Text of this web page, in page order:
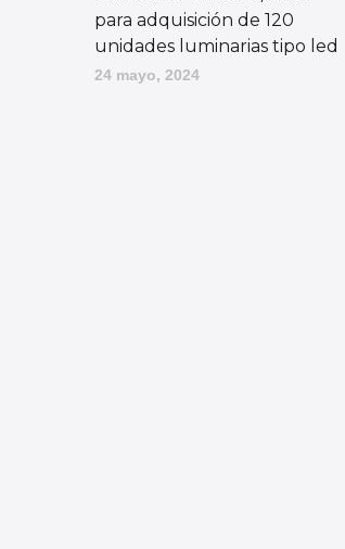
para adquisición de 120
unidades luminarias tipo led
24 mayo, 2024